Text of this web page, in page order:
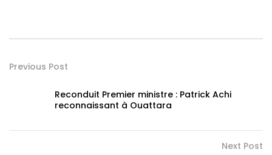
Previous Post
Reconduit Premier ministre : Patrick Achi
reconnaissant à Ouattara
Next Post